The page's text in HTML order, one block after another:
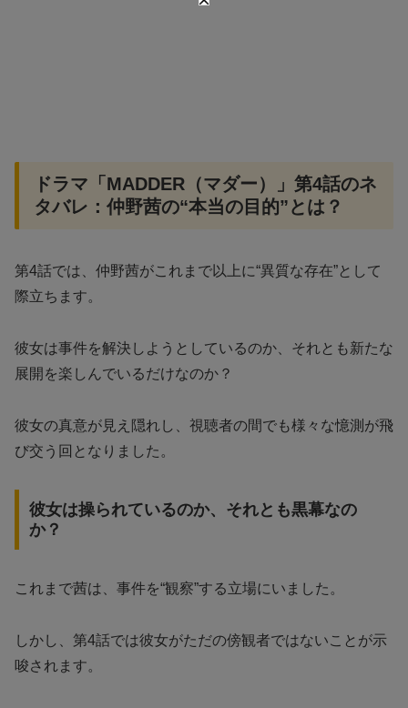
ドラマ「MADDER（マダー）」第4話のネ
タバレ：仲野茜の“本当の目的”とは？
第4話では、仲野茜がこれまで以上に“異質な存在”として
際立ちます。
彼女は事件を解決しようとしているのか、それとも新たな
展開を楽しんでいるだけなのか？
彼女の真意が見え隠れし、視聴者の間でも様々な憶測が飛
び交う回となりました。
彼女は操られているのか、それとも黒幕なの
か？
これまで茜は、事件を“観察”する立場にいました。
しかし、第4話では彼女がただの傍観者ではないことが示
唆されます。